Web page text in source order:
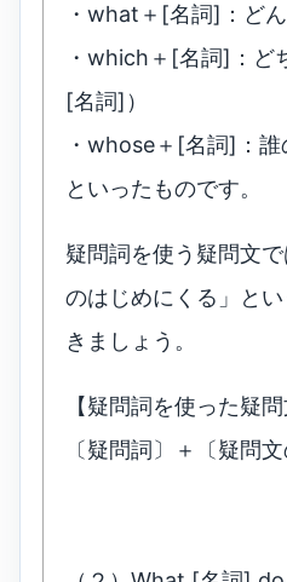
・what＋[名詞]：ど
・which＋[名詞]：ど
[名詞]）
・whose＋[名詞]：
といったものです。
疑問詞を使う疑問文
のはじめにくる」と
きましょう。
【疑問詞を使った疑問
〔疑問詞〕＋〔疑問